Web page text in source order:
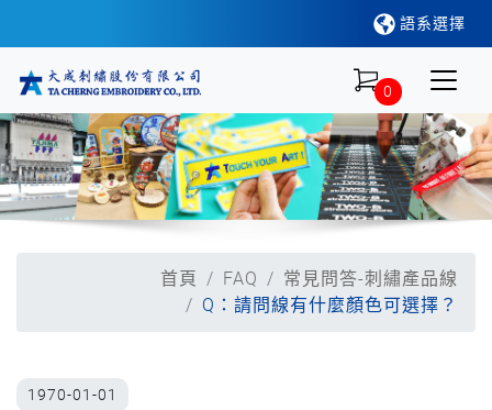
語系選擇
0
首頁 FAQ
常見問答-刺繡產品線
Q：請問線有什麼顏色可選擇？
1970-01-01